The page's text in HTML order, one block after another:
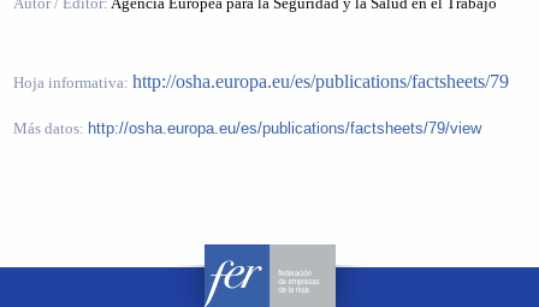
Hoja informativa:http://osha.europa.eu/es/publications/factsheets/79
Más datos: http://osha.europa.eu/es/publications/factsheets/79/view